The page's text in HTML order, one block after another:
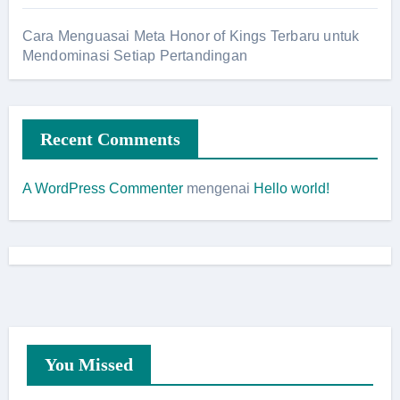
Cara Menguasai Meta Honor of Kings Terbaru untuk
Mendominasi Setiap Pertandingan
Recent Comments
A WordPress Commentermengenai Hello world!
You Missed